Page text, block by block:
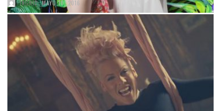
INGRID, MAYO 10, 2016